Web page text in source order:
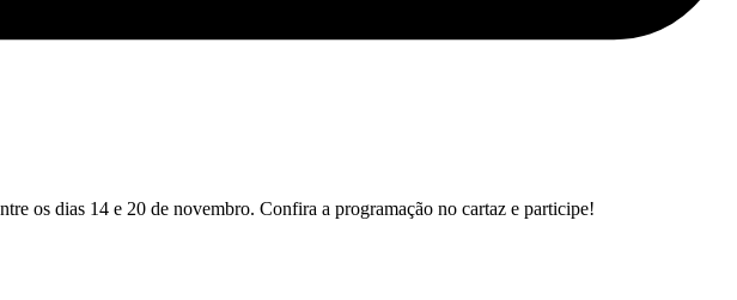
os dias 14 e 20 de novembro. Confira a programação no cartaz e participe!